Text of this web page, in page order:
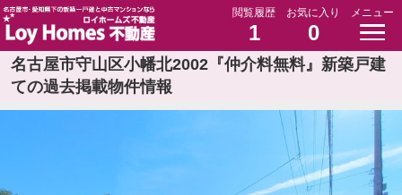
閲覧履歴
1
お気に入り
0
メニュー
名古屋市守山区小幡北2002『仲介料無料』新築戸建
ての過去掲載物件情報